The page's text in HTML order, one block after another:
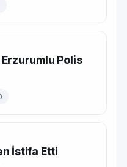
Erzurumlu Polis
İstifa Etti